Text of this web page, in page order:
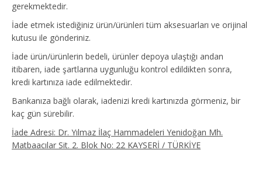
gerekmektedir.
İade etmek istediğiniz ürün/ürünleri tüm aksesuarları ve orijinal
kutusu ile gönderiniz.
İade ürün/ürünlerin bedeli, ürünler depoya ulaştığı andan
itibaren, iade şartlarına uygunluğu kontrol edildikten sonra,
kredi kartınıza iade edilmektedir.
Bankanıza bağlı olarak, iadenizi kredi kartınızda görmeniz, bir
kaç gün sürebilir.
İade Adresi: Dr. Yılmaz İlaç Hammadeleri Yenidoğan Mh.
Matbaacılar Sit. 2. Blok No: 22 KAYSERİ / TÜRKİYE